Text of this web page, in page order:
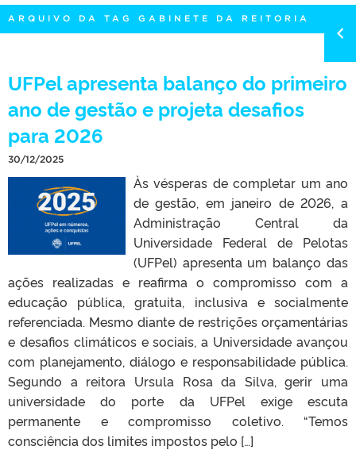
PORTARIAS
TELEFONES
ARQUIVO DA TAG GABINETE DA REITORIA
UFPel apresenta balanço do primeiro
ano de gestão e projeta desafios
para 2026
30/12/2025
Às vésperas de completar um ano
de gestão, em janeiro de 2026, a
Administração Central da
Universidade Federal de Pelotas
(UFPel) apresenta um balanço das
ações realizadas e reafirma o compromisso com a
educação pública, gratuita, inclusiva e socialmente
referenciada. Mesmo diante de restrições orçamentárias
e desafios climáticos e sociais, a Universidade avançou
com planejamento, diálogo e responsabilidade pública.
Segundo a reitora Ursula Rosa da Silva, gerir uma
universidade do porte da UFPel exige escuta
permanente e compromisso coletivo. “Temos
consciência dos limites impostos pelo […]